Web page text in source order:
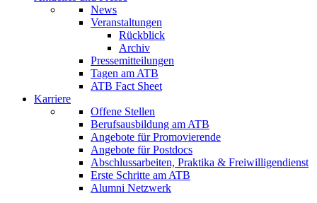
News
Veranstaltungen
Rückblick
Archiv
Pressemitteilungen
Tagen am ATB
ATB Fact Sheet
Karriere
Offene Stellen
Berufsausbildung am ATB
Angebote für Promovierende
Angebote für Postdocs
Abschlussarbeiten, Praktika & Freiwilligendienst
Erste Schritte am ATB
Alumni Netzwerk